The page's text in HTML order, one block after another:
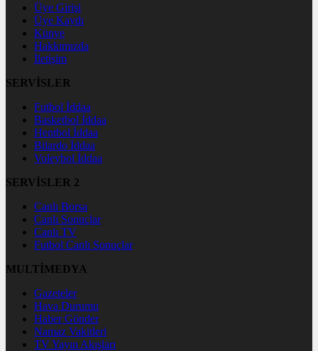
Üye Girişi
Üye Kaydı
Künye
Hakkımızda
İletişim
SERVİSLER
Futbol İddaa
Basketbol İddaa
Hentbol İddaa
Bilardo İddaa
Voleybol İddaa
SERVİSLER 2
Canlı Borsa
Canlı Sonuçlar
Canlı TV
Futbol Canlı Sonuçlar
MULTİMEDYA
Gazeteler
Hava Durumu
Haber Gönder
Namaz Vakitleri
TV Yayın Akışları